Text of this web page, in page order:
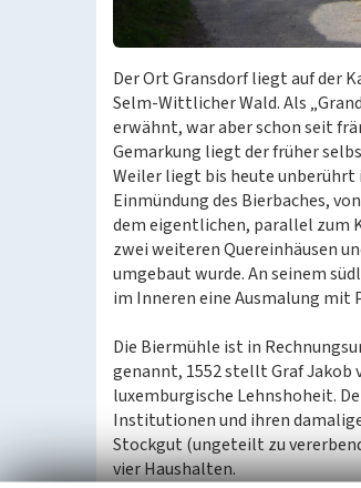
Der Ort Gransdorf liegt auf der
Selm-Wittlicher Wald. Als
erwähnt, war aber schon seit
Gemarkung liegt der früher
Weiler liegt bis heute
Einmündung des Bierbaches,
dem eigentlichen, parallel zum
zwei weiteren Quereinhäusen
umgebaut wurde. An seinem
im Inneren eine Ausmalung mit
Die Biermühle ist in
genannt, 1552 stellt Graf Jakob
luxemburgische Lehnshoheit.
Institutionen und ihren
Stockgut (ungeteilt zu
vier Haushalten.